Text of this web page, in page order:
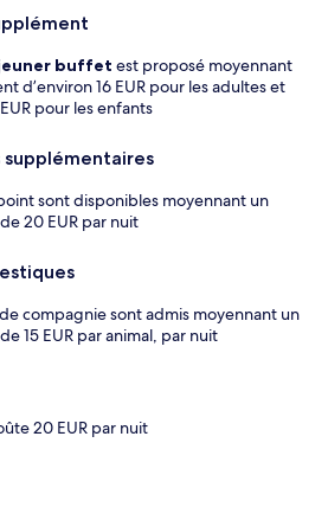
buffet est proposé moyennant
d’environ 16 EUR pour les adultes et
pour les enfants
sont disponibles moyennant un
20 EUR par nuit
compagnie sont admis moyennant un
15 EUR par animal, par nuit
20 EUR par nuit